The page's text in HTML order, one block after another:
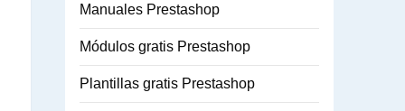
Manuales Prestashop
Módulos gratis Prestashop
Plantillas gratis Prestashop